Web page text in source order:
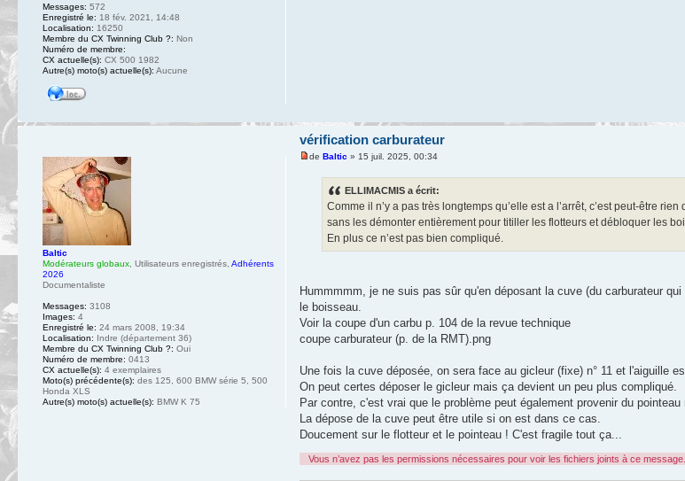
Messages: 572
Enregistré le: 18 fév. 2021, 14:48
Localisation: 16250
Membre du CX Twinning Club ?: Non
Numéro de membre:
CX actuelle(s): CX 500 1982
Autre(s) moto(s) actuelle(s): Aucune
vérification carburateur
deBaltic » 15 juil. 2025, 00:34
ELLIMACMIS a écrit:
Comme il n’y a pas très longtemps qu’elle est a l’arrêt, c’est peut-être
sans les démonter entièrement pour titiller les flotteurs et débloquer les
En plus ce n’est pas bien compliqué.
Hummmmm, je ne suis pas sûr qu'en déposant la cuve (du carburateur
le boisseau.
Voir la coupe d'un carbu p. 104 de la revue technique
coupe carburateur (p. de la RMT).png
Une fois la cuve déposée, on sera face au gicleur (fixe) n° 11 et l'aiguille
On peut certes déposer le gicleur mais ça devient un peu plus compliqué.
Par contre, c'est vrai que le problème peut également provenir du
La dépose de la cuve peut être utile si on est dans ce cas.
Doucement sur le flotteur et le pointeau ! C'est fragile tout ça...
Vous n’avez pas les permissions nécessaires pour voir les fichiers joints à ce message.
Baltic
Modérateurs globaux Utilisateurs enregistrés Adhérents
2026
Documentaliste
Messages: 3108
Images: 4
Enregistré le: 24 mars 2008, 19:34
Localisation: Indre (département 36)
Membre du CX Twinning Club ?: Oui
Numéro de membre: 0413
CX actuelle(s): 4 exemplaires
Moto(s) précédente(s): des 125, 600 BMW série 5, 500
Honda XLS
Autre(s) moto(s) actuelle(s): BMW K 75